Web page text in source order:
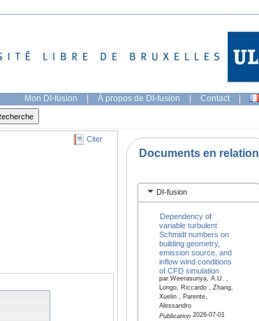
Mon DI-fusion | À propos de DI-fusion | Contact |
Citer
Documents en relation
DI-fusion
Dependency of
variable turbulent
Schmidt numbers on
building geometry,
emission source, and
inflow wind conditions
of CFD simulation
par Weerasuriya, A.U. ,
Longo, Riccardo , Zhang,
Xuelin , Parente,
Alessandro
Publication2026-07-01